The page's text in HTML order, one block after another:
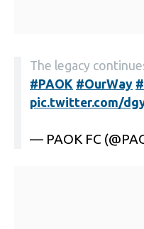
The legacy
#PAOK #OurWay
pic.twitter.com/
— PAOK FC